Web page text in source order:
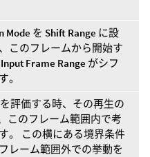
Mode を Shift Range に設
このフレームから開始す
Input Frame Range がシフ
。
を評価する時、その再生の
このフレーム範囲内で考
。 この横にある境界条件
レーム範囲外での挙動を